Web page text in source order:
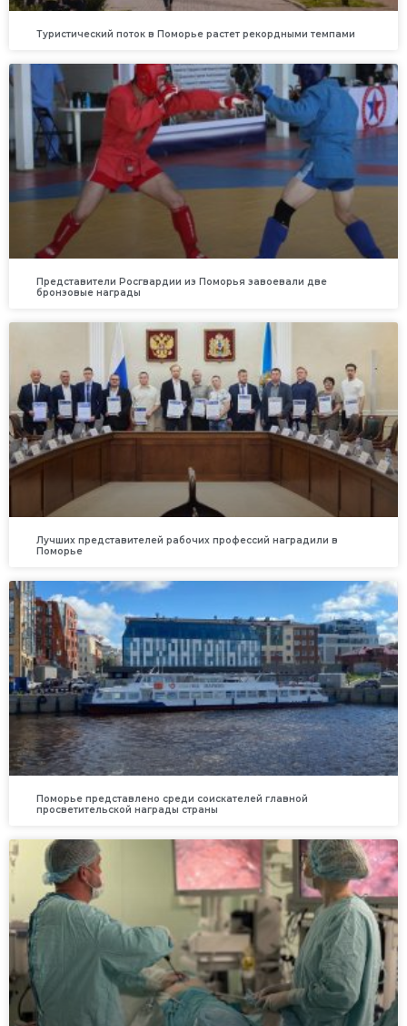
Туристический поток в Поморье растет рекордными темпами
Представители Росгвардии из Поморья завоевали две
бронзовые награды
Лучших представителей рабочих профессий наградили в
Поморье
Поморье представлено среди соискателей главной
просветительской награды страны